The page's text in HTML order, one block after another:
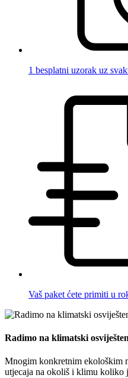
1 besplatni uzorak uz
Vaš paket ćete primiti u
Radimo na klimatski
Mnogim konkretnim ekološkim
utjecaja na okoliš i klimu koliko